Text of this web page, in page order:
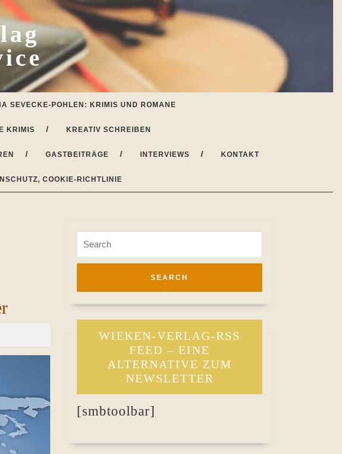
SEVECKE-POHLEN: KRIMIS UND ROMANE
KRIMIS KREATIV SCHREIBEN
GASTBEITRÄGE INTERVIEWS KONTAKT
COOKIE-RICHTLINIE
for:
WIEKEN-VERLAG-RSS
FEED – EINE
ALTERNATIVE ZUM
NEWSLETTER
[smbtoolbar]